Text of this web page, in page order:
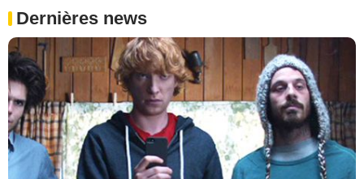
Dernières news